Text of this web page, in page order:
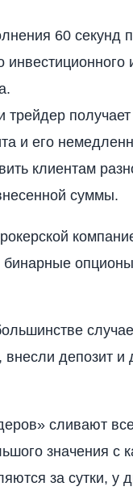
60 секунд
инвестиционного
трейдер
и его
клиентам
суммы.
депозит и
сливают
значения с
за сутки, у